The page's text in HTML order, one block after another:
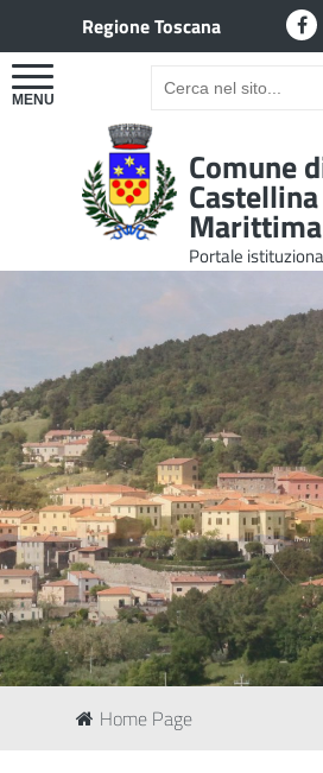
Regione Toscana
Comune
Castellina
Marittima
Portale
Home Page